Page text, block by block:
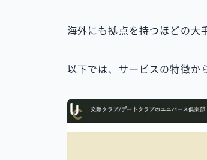
海外にも拠点を持つほどの大
以下では、サービスの特徴か